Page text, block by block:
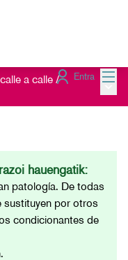
Entra
a calle /
hauengatik:
patología. De todas
sustituyen por otros
condicionantes de